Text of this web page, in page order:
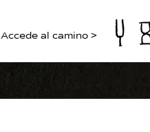
Accede al camino >